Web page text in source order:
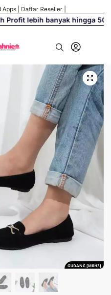
Apps Daftar Reseller
lebih banyak hingga 500%
GUDANG [MRH3]